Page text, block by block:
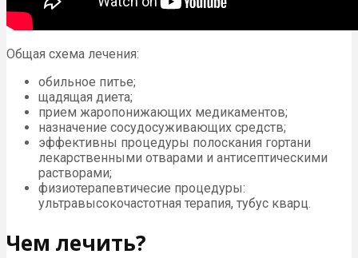
Общая схема лечения:
обильное питье;
щадящая диета;
прием жаропонижающих медикаментов;
назначение сосудосуживающих средств;
эффективны процедуры полоскания гортани
лекарственными отварами и антисептическими
растворами;
физиотерапевтичесие процедуры:
ультравысокочастотная терапия, тубус кварц.
Чем лечить?